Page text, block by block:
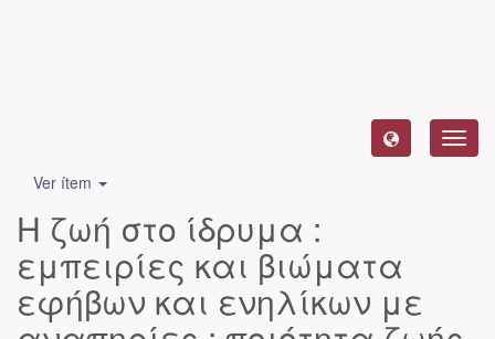
Ver ítem
Η ζωή στο ίδρυμα :
εμπειρίες και βιώματα
εφήβων και ενηλίκων με